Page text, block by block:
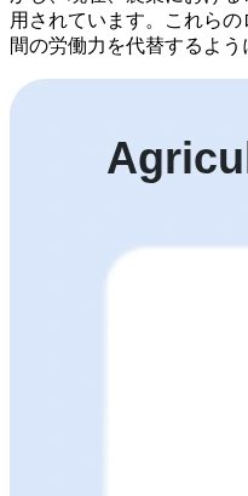
用されています。これら
間の労働力を代替するよう